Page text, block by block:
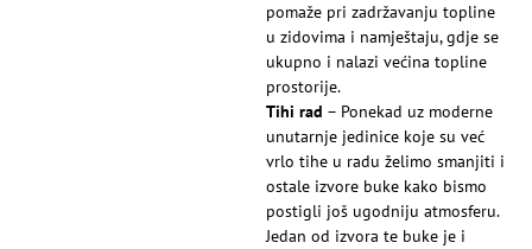
pomaže pri zadržavanju topline
u zidovima i namještaju, gdje se
ukupno i nalazi većina topline
prostorije.
Tihi rad – Ponekad uz moderne
unutarnje jedinice koje su već
vrlo tihe u radu želimo smanjiti i
ostale izvore buke kako bismo
postigli još ugodniju atmosferu.
Jedan od izvora te buke je i